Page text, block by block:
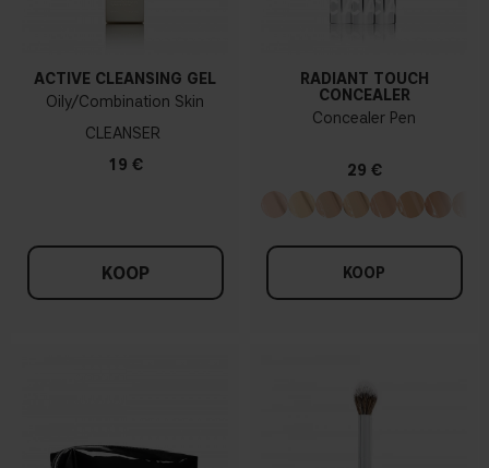
ACTIVE CLEANSING GEL
Oily/Combination Skin
CLEANSER
19 €
KOOP
RADIANT TOUCH
CONCEALER
Concealer Pen
29 €
KOOP